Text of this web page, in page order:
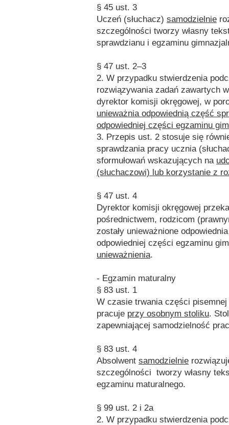
§ 45 ust. 3
Uczeń (słuchacz) samodzielnie
szczególności tworzy własny
sprawdzianu i egzaminu
§ 47 ust. 2–3
2. W przypadku stwierdzenia
rozwiązywania zadań zawartych
dyrektor komisji okręgowej, w
unieważnia odpowiednią część
odpowiedniej części egzaminu
3. Przepis ust. 2 stosuje się
sprawdzania pracy ucznia
sformułowań wskazujących na
(słuchaczowi) lub korzystanie z
§ 47 ust. 4
Dyrektor komisji okręgowej
pośrednictwem, rodzicom
zostały unieważnione
odpowiedniej części egzaminu
unieważnienia.
- Egzamin maturalny
§ 83 ust. 1
W czasie trwania części
pracuje przy osobnym stoliku.
zapewniającej samodzielność
§ 83 ust. 4
Absolwent samodzielnie
szczególności tworzy własny
egzaminu maturalnego.
§ 99 ust. 2 i 2a
2. W przypadku stwierdzenia